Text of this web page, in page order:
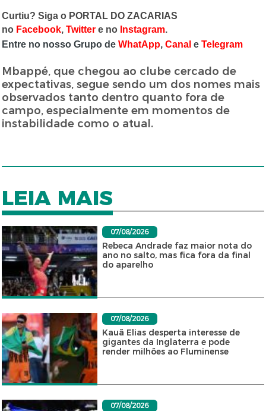
Curtiu? Siga o PORTAL DO ZACARIAS
no Facebook,Twitter e no Instagram.
Entre no nosso Grupo deWhatApp,Canal eTelegram
Mbappé, que chegou ao clube cercado de
expectativas, segue sendo um dos nomes mais
observados tanto dentro quanto fora de
campo, especialmente em momentos de
instabilidade como o atual.
LEIA MAIS
07/08/2026
Rebeca Andrade faz maior nota do
ano no salto, mas fica fora da final
do aparelho
07/08/2026
Kauã Elias desperta interesse de
gigantes da Inglaterra e pode
render milhões ao Fluminense
07/08/2026